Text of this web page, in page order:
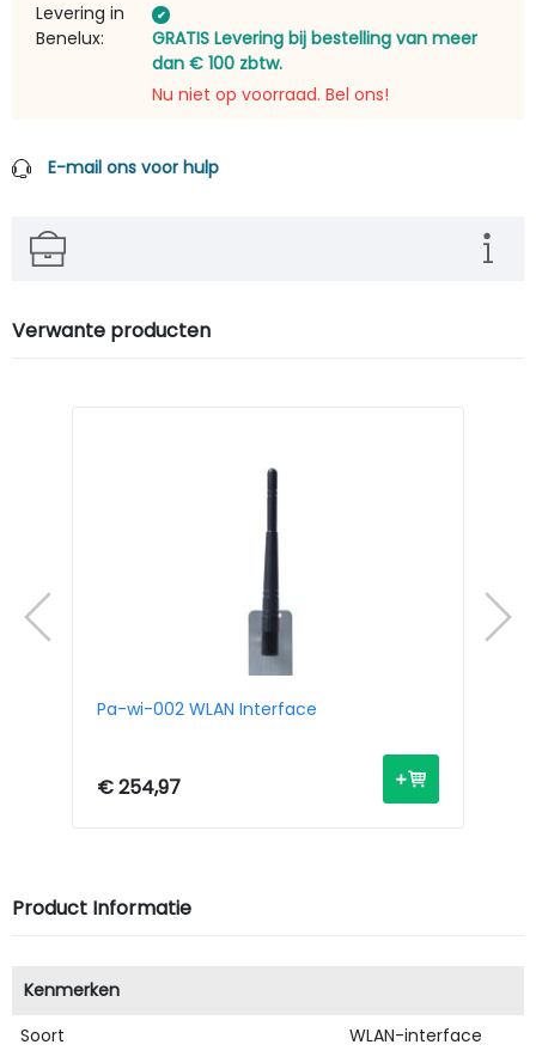
Levering in
Benelux:
GRATIS Levering bij bestelling van meer
dan € 100 zbtw.
Nu niet op voorraad. Bel ons!
E-mail ons voor hulp
Verwante producten
Pa-wi-002 WLAN Interface
€ 254,97
Product Informatie
Kenmerken
Soort
WLAN-interface